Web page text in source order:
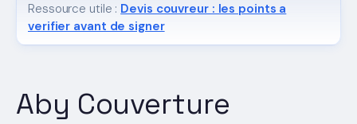
Aby Couverture
Ressource utile : Devis couvreur : les points a
verifier avant de signer